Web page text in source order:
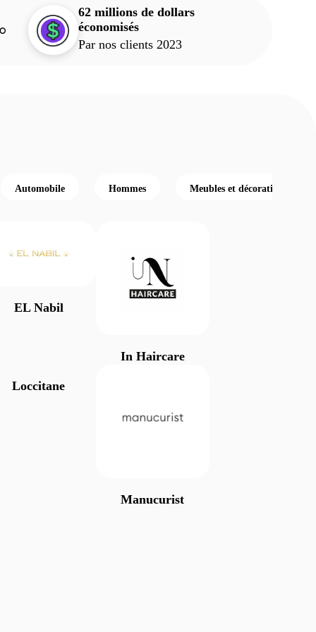
62 millions de dollars
économisés
Par nos clients 2023
Automobile Hommes Meubles et décoration
EL Nabil
In Haircare
Loccitane
Manucurist